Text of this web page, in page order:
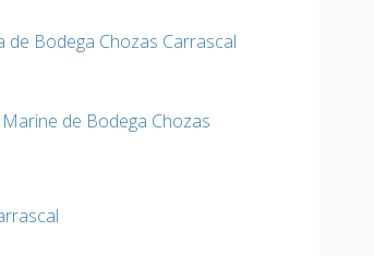
Bodega Chozas Carrascal
de Bodega Chozas